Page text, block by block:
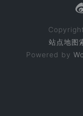
站点地图
Powered by